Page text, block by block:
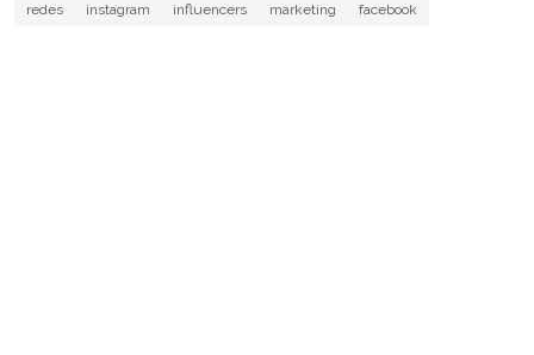
redes instagram influencers marketing facebook